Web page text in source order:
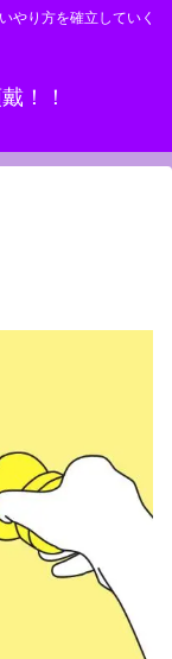
やり方を確立していく
！！